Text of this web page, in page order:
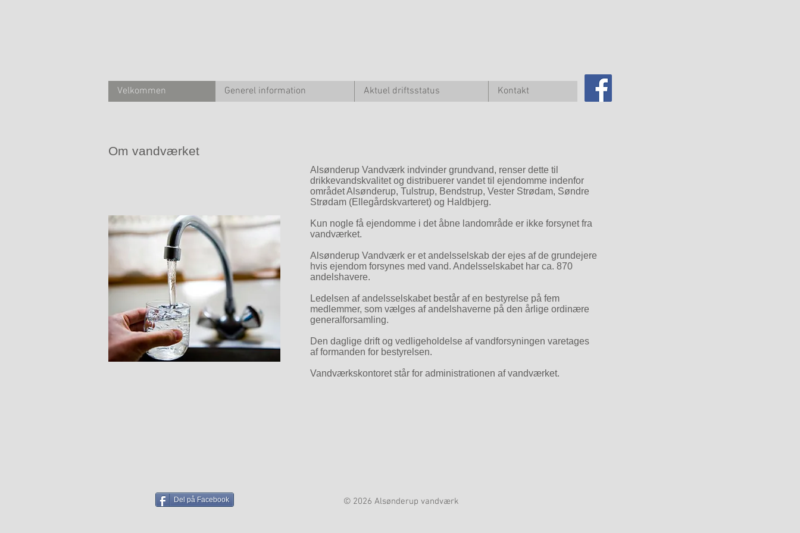
Velkommen Generel information Aktuel driftsstatus Kontakt
Om vandværket
Alsønderup Vandværk indvinder grundvand, renser dette til
drikkevandskvalitet og distribuerer vandet til ejendomme indenfor
området Alsønderup, Tulstrup, Bendstrup, Vester Strødam, Søndre
Strødam (Ellegårdskvarteret) og Haldbjerg.
Kun nogle få ejendomme i det åbne landområde er ikke forsynet fra
vandværket.
Alsønderup Vandværk er et andelsselskab der ejes af de grundejere
hvis ejendom forsynes med vand. Andelsselskabet har ca. 870
andelshavere.
Ledelsen af andelsselskabet består af en bestyrelse på fem
medlemmer, som vælges af andelshaverne på den årlige ordinære
generalforsamling.
Den daglige drift og vedligeholdelse af vandforsyningen varetages
af formanden for bestyrelsen.
Vandværkskontoret står for administrationen af vandværket.
Del på Facebook © 2026 Alsønderup vandværk